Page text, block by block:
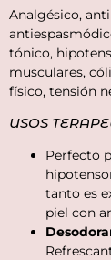
Analgésico,
tónico,
musculares,
físico, tensión
USOS
Perfecto
tanto es
piel con